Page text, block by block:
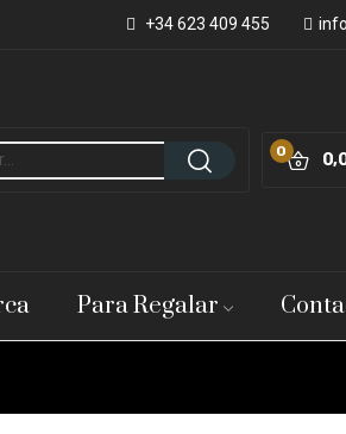
+34 623 409 455
0
Para Regalar